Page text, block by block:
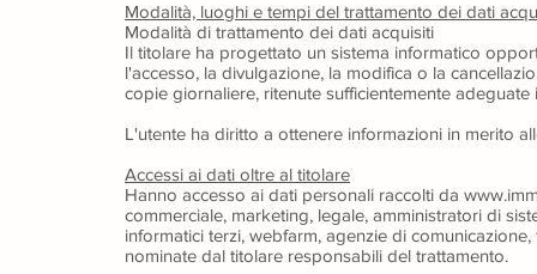
Modalità, luoghi e tempi del trattamento dei dati
Modalità di trattamento dei dati acquisiti
Il titolare ha progettato un sistema informatico
l'accesso, la divulgazione, la modifica o la
copie giornaliere, ritenute sufficientemente
L'utente ha diritto a ottenere informazioni in merito
Accessi ai dati oltre al titolare
Hanno accesso ai dati personali raccolti da
commerciale, marketing, legale, amministratori di
informatici terzi, webfarm, agenzie di
nominate dal titolare responsabili del trattamento.